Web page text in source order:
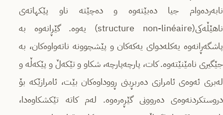
نابه‌رده‌وام جیا دەبێتەوە و دەچێتە ناو پێکهاتەی
ناهێڵه‌کی(structure non-linéaire) یه‌وه‌. گێڕانەوە بە
پاشگه‌ڕانه‌وه‌ یه‌كله‌دوای یه‌كه‌كان و پێشچوونه‌ ناتەواوەکان، به‌
جێگیری نامێنێتەوە. کات، پارچەپارچە، شکاو و تێكه‌ڵ و پێكه‌ڵه‌ و
لەبری ئەوەی ئامرازی دەربڕینی ڕووداوەکان بێت، ئامرازێکە بۆ
دروستکردنەوەی دەروونی گێڕەره‌وه‌. لەم کاتە تێكشكاوه‌دا،